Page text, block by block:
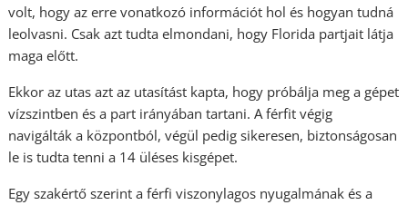
volt, hogy az erre vonatkozó információt hol és hogyan tudná
leolvasni. Csak azt tudta elmondani, hogy Florida partjait látja
maga előtt.
Ekkor az utas azt az utasítást kapta, hogy próbálja meg a gépet
vízszintben és a part irányában tartani. A férfit végig
navigálták a központból, végül pedig sikeresen, biztonságosan
le is tudta tenni a 14 üléses kisgépet.
Egy szakértő szerint a férfi viszonylagos nyugalmának és a